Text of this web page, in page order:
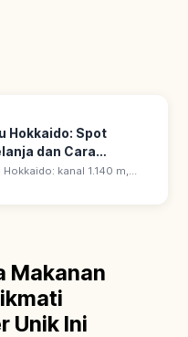
Hokkaido: Spot
dan Cara
kanal 1.140 m,
batu retro di
Makanan
Unik Ini